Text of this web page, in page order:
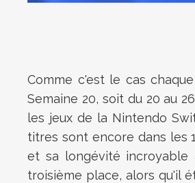
Comme c'est le cas
Semaine 20, soit du 20 au
les jeux de la Nintendo
titres sont encore dans les
et sa longévité incroyable
troisième place, alors qu'il